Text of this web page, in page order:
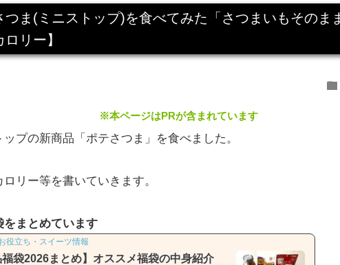
つま(ミニストップ)を食べてみた「さつまいもそのま
リー】
folder
※本ページはPRが含まれています
ップの新商品「ポテさつま」を食べました。
ロリー等を書いていきます。
をまとめています
役立ち・スイーツ情報
福袋2026まとめ】オススメ福袋の中身紹介